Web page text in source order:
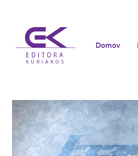
Domov